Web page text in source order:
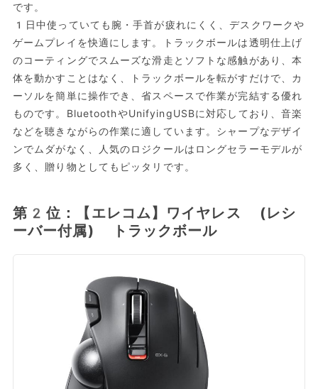
です。
1日中使っていても腕・手首が疲れにくく、デスクワークや
ゲームプレイを快適にします。トラックボールは透明仕上げ
のコーティングでスムーズな滑走とソフトな感触があり、本
体を動かすことはなく、トラックボールを転がすだけで、カ
ーソルを簡単に操作でき、省スペースで作業が完結する優れ
ものです。BluetoothやUnifyingUSBに対応しており、音楽
などを聴きながらの作業に適しています。シャープなデザイ
ンでムダがなく、人気のロジクールはロングセラーモデルが
多く、贈り物としてもピッタリです。
第2位：【エレコム】ワイヤレス (レシ
ーバー付属) トラックボール